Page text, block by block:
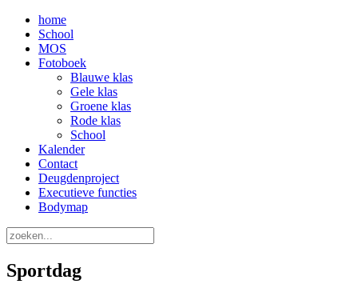
home
School
MOS
Fotoboek
Blauwe klas
Gele klas
Groene klas
Rode klas
School
Kalender
Contact
Deugdenproject
Executieve functies
Bodymap
Sportdag